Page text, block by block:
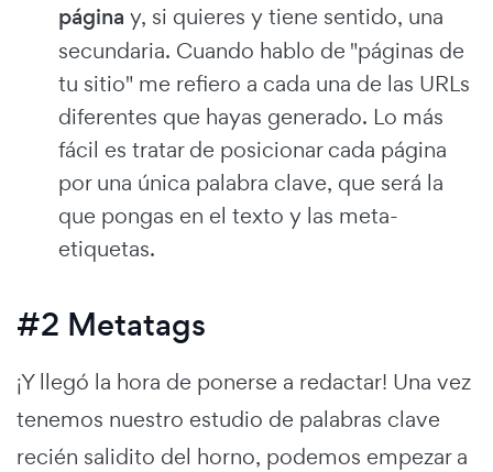
página y, si quieres y tiene sentido, una
secundaria. Cuando hablo de "páginas de
tu sitio" me refiero a cada una de las URLs
diferentes que hayas generado. Lo más
fácil es tratar de posicionar cada página
por una única palabra clave, que será la
que pongas en el texto y las meta-
etiquetas.
#2 Metatags
¡Y llegó la hora de ponerse a redactar! Una vez
tenemos nuestro estudio de palabras clave
recién salidito del horno, podemos empezar a